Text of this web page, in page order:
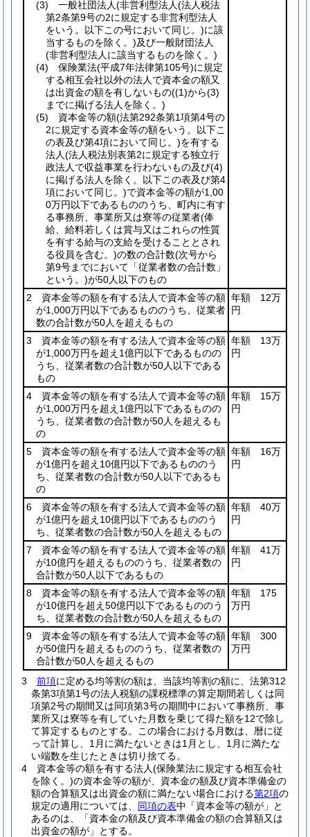
(3) 一般社団法人(非営利型法人(法人税法
第2条第9号の2に規定する非営利型法人
をいう。以下この号において同じ。)に該
当するものを除く。)及び一般財団法人
(非営利型法人に該当するものを除く。)
(4) 保険業法(平成7年法律第105号)に規定
する相互会社以外の法人で資本金の額又
は出資金の額を有しないもの((1)から(3)
までに掲げる法人を除く。)
(5) 資本金等の額(法第292条第1項第4号の
2に規定する資本金等の額をいう。以下こ
の表及び第4項において同じ。)を有する
法人(法人税法別表第2に規定する独立行
政法人で収益事業を行わないもの及び(4)
に掲げる法人を除く。以下この表及び第4
項において同じ。)で資本金等の額が1,00
0万円以下であるもののうち、町内に有す
る事務所、事業所又は寮等の従業者(俸
給、給料若しくは賞与又はこれらの性質
を有する給与の支給を受けることとされ
る役員を含む。)の数の合計数(次号から
第9号までにおいて「従業者数の合計数」
という。)が50人以下のもの
2 資本金等の額を有する法人で資本金等の額
が1,000万円以下であるもののうち、従業者
数の合計数が50人を超えるもの
年額 12万
円
3 資本金等の額を有する法人で資本金等の額
が1,000万円を超え1億円以下であるものの
うち、従業者数の合計数が50人以下である
もの
年額 13万
円
4 資本金等の額を有する法人で資本金等の額
が1,000万円を超え1億円以下であるものの
うち、従業者数の合計数が50人を超えるも
の
年額 15万
円
5 資本金等の額を有する法人で資本金等の額
が1億円を超え10億円以下であるもののう
ち、従業者数の合計数が50人以下であるも
の
年額 16万
円
6 資本金等の額を有する法人で資本金等の額
が1億円を超え10億円以下であるもののう
ち、従業者数の合計数が50人を超えるもの
年額 40万
円
7 資本金等の額を有する法人で資本金等の額
が10億円を超えるもののうち、従業者数の
合計数が50人以下であるもの
年額 41万
円
8 資本金等の額を有する法人で資本金等の額
が10億円を超え50億円以下であるもののう
ち、従業者数の合計数が50人を超えるもの
年額 175
万円
9 資本金等の額を有する法人で資本金等の額
が50億円を超えるもののうち、従業者数の
合計数が50人を超えるもの
年額 300
万円
3 前項に定める均等割の額は、当該均等割の額に、法第312
条第3項第1号の法人税額の課税標準の算定期間若しくは同
項第2号の期間又は同項第3号の期間中において事務所、事
業所又は寮等を有していた月数を乗じて得た額を12で除し
て算定するものとする。
この場合における月数は、暦に従
って計算し、1月に満たないときは1月とし、1月に満たな
い端数を生じたときは切り捨てる。
4
資本金等の額を有する法人(保険業法に規定する相互会社
を除く。)の資本金等の額が、資本金の額及び資本準備金の
額の合算額又は出資金の額に満たない場合における第2項の
規定の適用については、 同項の表中「資本金等の額が」と
あるのは、「資本金の額及び資本準備金の額の合算額又は
出資金の額が」とする。